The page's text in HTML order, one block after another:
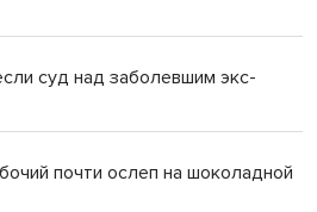
суд над заболевшим экс-
почти ослеп на шоколадной